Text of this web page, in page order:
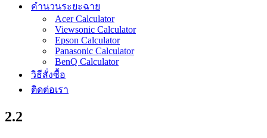
คำนวนระยะฉาย
Acer Calculator
Viewsonic Calculator
Epson Calculator
Panasonic Calculator
BenQ Calculator
วิธีสั่งซื้อ
ติดต่อเรา
2.2